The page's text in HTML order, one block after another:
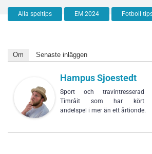
Alla speltips EM 2024 Fotboll
Om Senaste inläggen
Hampus Sjoestedt
Sport och travintresserad
Timråit som har kört
andelspel i mer än ett årtionde.